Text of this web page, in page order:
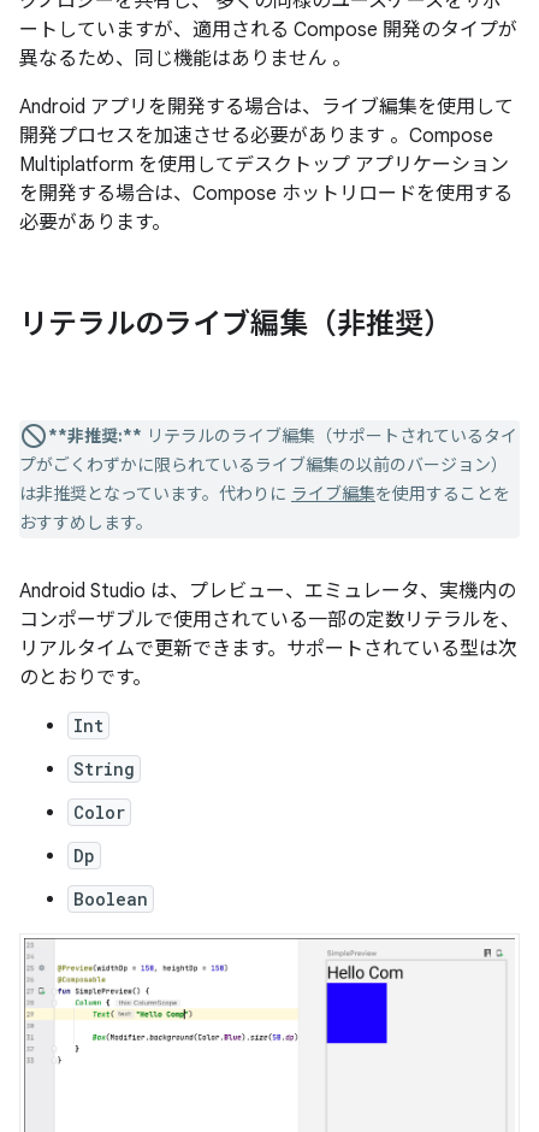
ートしていますが、適用される Compose 開発のタイプが
異なるため、同じ機能はありません 。
Android アプリを開発する場合は、ライブ編集を使用して
開発プロセスを加速させる必要があります 。Compose
Multiplatform を使用してデスクトップ アプリケーション
を開発する場合は、Compose ホットリロードを使用する
必要があります。
リテラルのライブ編集（非推奨）
**非推奨:** リテラルのライブ編集（サポートされているタイ
プがごくわずかに限られているライブ編集の以前のバージョン）
は非推奨となっています。代わりに ライブ編集を使用することを
おすすめします。
Android Studio は、プレビュー、エミュレータ、実機内の
コンポーザブルで使用されている一部の定数リテラルを、
リアルタイムで更新できます。サポートされている型は次
のとおりです。
Int
String
Color
Dp
Boolean